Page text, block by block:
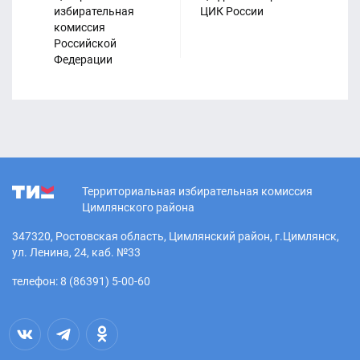
21.04.2026
избирательная
комиссия
Российской
Федерации
ЦИК России
Территориальная избирательная комиссия
Цимлянского района
347320, Ростовская область, Цимлянский район, г.Цимлянск,
ул. Ленина, 24, каб. №33
телефон: 8 (86391) 5-00-60